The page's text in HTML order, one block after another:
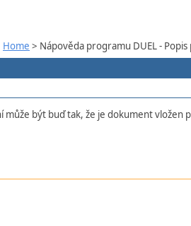
Home > Nápověda programu DUEL -
být buď tak, že je dokument vložen